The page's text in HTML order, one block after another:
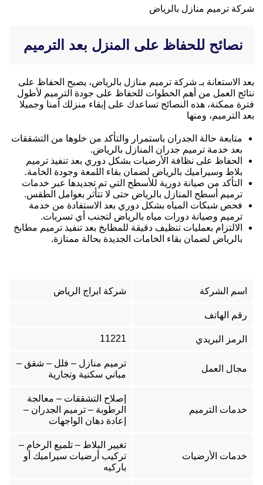
شركة ترميم منازل بالرياض
نصائح للحفاظ على المنزل بعد الترميم
بعد الاستعانة بـ شركة ترميم منازل بالرياض، يصبح الحفاظ على
نتائج العمل من أهم الخطوات للحفاظ على جودة الترميم لأطول
فترة ممكنة، هذه النصائح تساعدك على إبقاء منزلك آمنا وجميلا
بعد الترميم، ومنها
متابعة حالة الجدران باستمرار والتأكد من خلوها من التشققات
بعد خدمة ترميم جدران المنازل بالرياض.
الحفاظ على نظافة الأرضيات بشكل دوري بعد تنفيذ ترميم
بلاط وسيراميك بالرياض لضمان بقاء اللمعة وجودة الخامة.
التأكد من صيانة دورية للأسطح التي تم تجديدها عبر خدمات
ترميم أسطح المنازل بالرياض حتى لا تتأثر بعوامل الطقس.
فحص شبكات المياه بشكل دوري بعد الاستفادة من خدمة
ترميم وصيانة دورات مياه بالرياض لتجنب أي تسربات.
الالتزام بعمليات تنظيف دقيقة للمطابخ بعد تنفيذ ترميم مطابخ
بالرياض لضمان بقاء الخامات الجديدة بحالة ممتازة.
اسم الشركة شركة ابراج الرياض
رقم الهاتف
الرمز البريدي 11221
مجال العمل
ترميم منازل – فلل – شقق –
مباني سكنية وتجارية
خدمات الترميم
إصلاح التشققات – معالجة
الرطوبة – ترميم الجدران –
إعادة دهان الواجهات
خدمات الأرضيات
تغيير البلاط – تلميع الرخام –
تركيب أرضيات سيراميك أو
باركيه